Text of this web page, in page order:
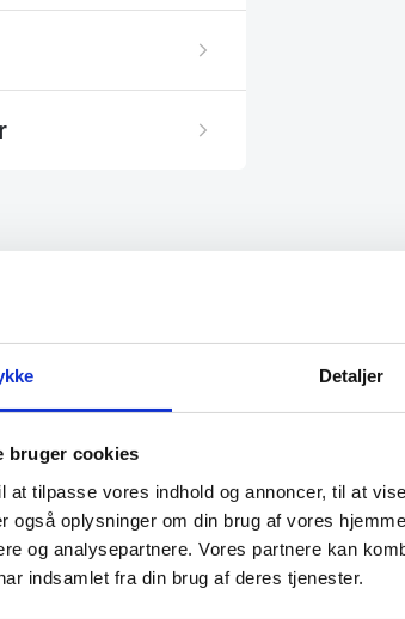
Detaljer
bruger cookies
at tilpasse vores indhold og annoncer, til at
også oplysninger om din brug af vores
og analysepartnere. Vores partnere kan
indsamlet fra din brug af deres tjenester.
SPAR 35%